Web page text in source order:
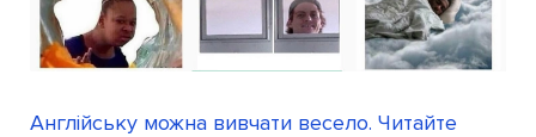
Англійську можна вивчати весело. Читайте